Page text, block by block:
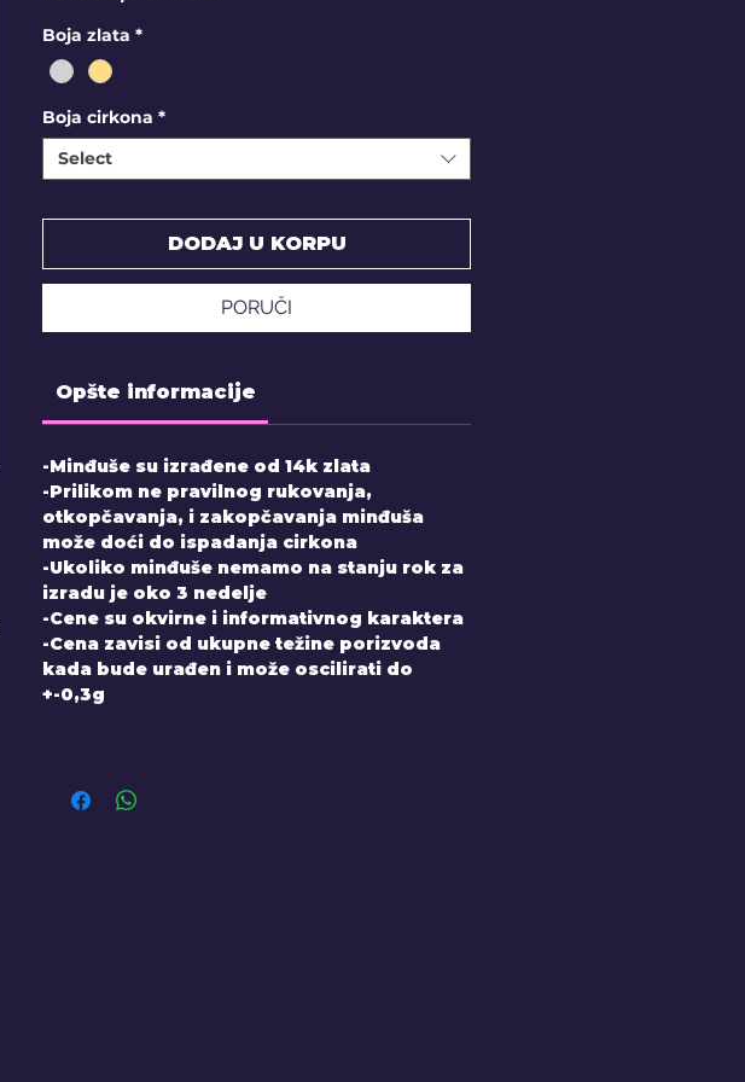
Boja zlata *
Boja cirkona *
Select
DODAJ U KORPU
PORUČI
Opšte informacije
-Minđuše su izrađene od 14k zlata
-Prilikom ne pravilnog rukovanja,
otkopčavanja, i zakopčavanja minđuša
može doći do ispadanja cirkona
-Ukoliko minđuše nemamo na stanju rok za
izradu je oko 3 nedelje
-Cene su okvirne i informativnog karaktera
-Cena zavisi od ukupne težine porizvoda
kada bude urađen i može oscilirati do
+-0,3g